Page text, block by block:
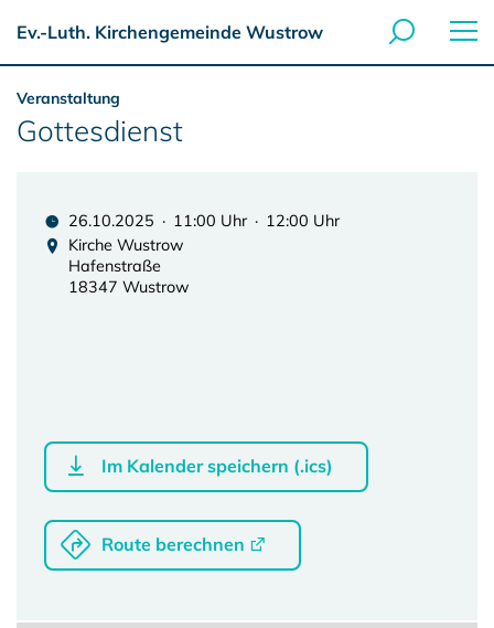
Ev.-Luth. Kirchengemeinde Wustrow
Veranstaltung
Gottesdienst
26.10.2025 · 11:00 Uhr · 12:00 Uhr
Kirche Wustrow
Hafenstraße
18347 Wustrow
Im Kalender speichern (.ics)
Route berechnen